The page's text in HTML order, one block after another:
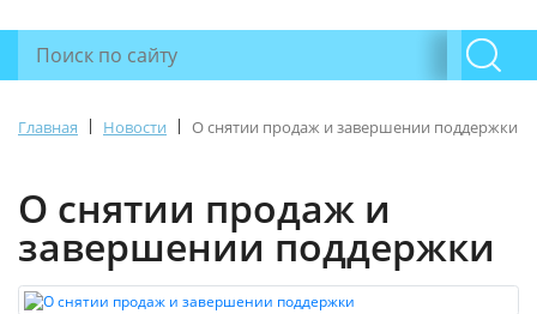
Главная | Новости | О снятии продаж и завершении поддержки
О снятии продаж и
завершении поддержки